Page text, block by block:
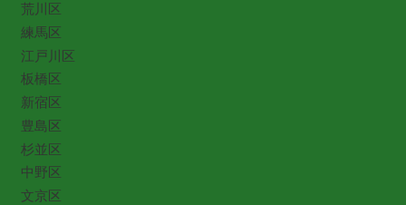
荒川区
練馬区
江戸川区
板橋区
新宿区
豊島区
杉並区
中野区
文京区